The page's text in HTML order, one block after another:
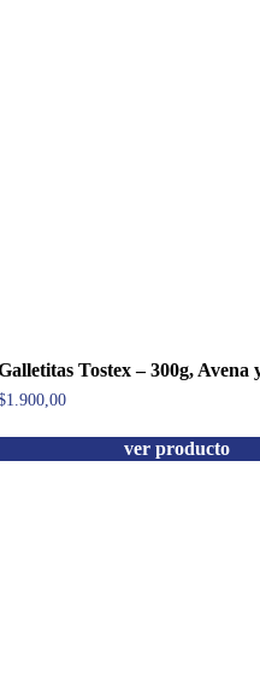
Tostex – 300g, Avena
1.900,00
ver producto